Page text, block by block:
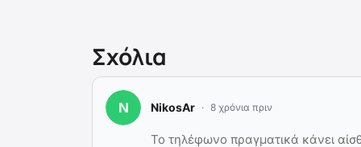
Σχόλια
NikosAr 8 χρόνια πριν
Το τηλέφωνο πραγματικά κάνει